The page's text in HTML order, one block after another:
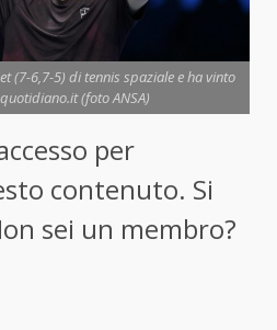
(7-6,7-5) di tennis spaziale e ha vinto
(foto ANSA)
per
contenuto. Si
sei un membro?